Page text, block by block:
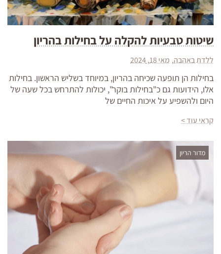
שיטות טבעיות להקלה על בחילות בהריון
ללדת באהבה מאי 18, 2024
בחילות הן תופעה שכיחה בהריון, במיוחד בשליש הראשון. בחילות
אלו, הידועות גם כ"בחילות בוקר", יכולות להתרחש בכל שעה של
היום ולהשפיע על איכות החיים של
קראי עוד >
מדור הריון